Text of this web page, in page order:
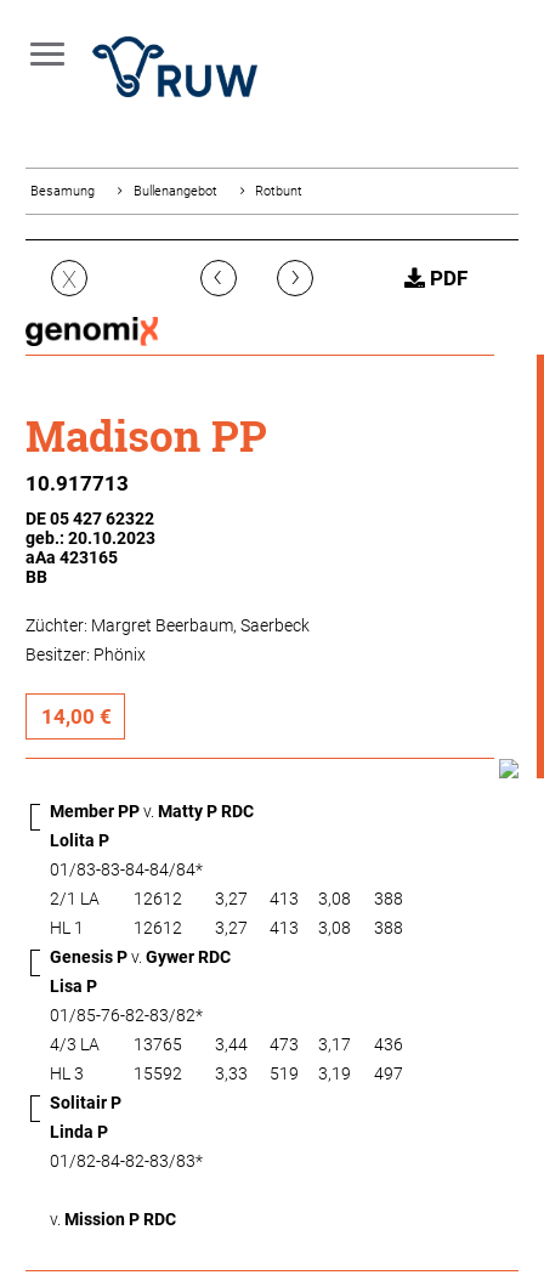
Besamung Bullenangebot Rotbunt
X ‹ › PDF
Madison PP
10.917713
DE 05 427 62322
geb.: 20.10.2023
aAa 423165
BB
Züchter: Margret Beerbaum, Saerbeck
Besitzer: Phönix
14,00 €
Member PPv. Matty P RDC
Lolita P
01/83-83-84-84/84*
2/1 LA
12612 3,27 413 3,08
388
HL 1
12612 3,27 413 3,08
388
Genesis Pv. Gywer RDC
Lisa P
01/85-76-82-83/82*
4/3 LA
13765 3,44 473 3,17
436
HL 3
15592 3,33 519 3,19
497
Solitair P
Linda P
01/82-84-82-83/83*
v. Mission P RDC